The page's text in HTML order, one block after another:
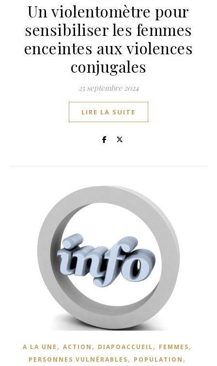
Un violentomètre pour
sensibiliser les femmes
enceintes aux violences
conjugales
25 septembre 2024
LIRE LA SUITE
A LA UNE , ACTION , DIAPOACCUEIL, FEMMES,
PERSONNES VULNÉRABLES, POPULATION ,